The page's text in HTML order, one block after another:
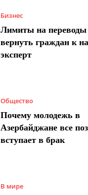
Бизнес
Лимиты на переводы
вернуть граждан к
эксперт
Общество
Почему молодежь в
Азербайджане все
вступает в брак
В мире